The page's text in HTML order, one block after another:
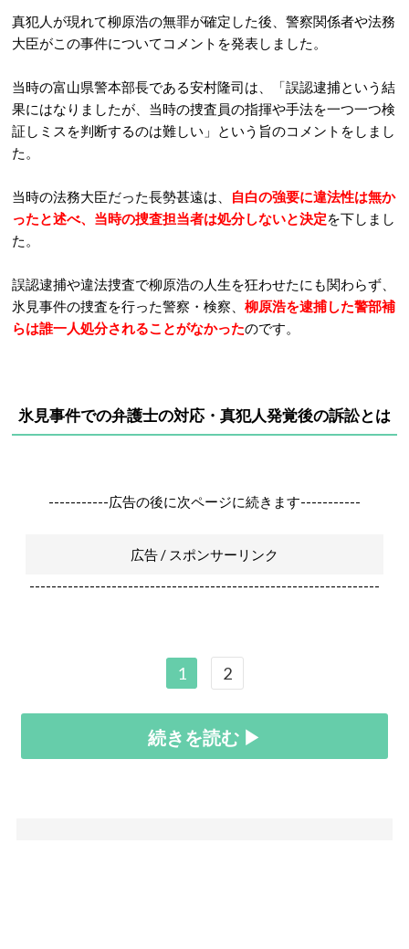
真犯人が現れて柳原浩の無罪が確定した後、警察関係者や法務
大臣がこの事件についてコメントを発表しました。
当時の富山県警本部長である安村隆司は、「誤認逮捕という結
果にはなりましたが、当時の捜査員の指揮や手法を一つ一つ検
証しミスを判断するのは難しい」という旨のコメントをしまし
た。
当時の法務大臣だった長勢甚遠は、
自白の強要に違法性は無か
ったと述べ、当時の捜査担当者は処分しないと決定を下しまし
た。
誤認逮捕や違法捜査で柳原浩の人生を狂わせたにも関わらず、
氷見事件の捜査を行った警察・検察、 柳原浩を逮捕した警部補
らは誰一人処分されることがなかったのです。
氷見事件での弁護士の対応・真犯人発覚後の訴訟とは
-----------広告の後に次ページに続きます-----------
広告 / スポンサーリンク
----------------------------------------------------------------
1 2
続きを読む ▶